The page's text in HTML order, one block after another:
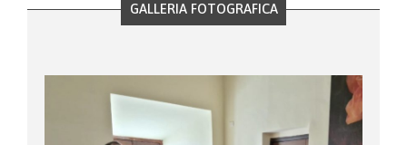
GALLERIA FOTOGRAFICA